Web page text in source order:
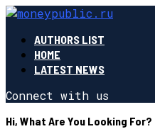
AUTHORS LIST
HOME
LATEST NEWS
Connect with us
Hi, What Are You Looking For?